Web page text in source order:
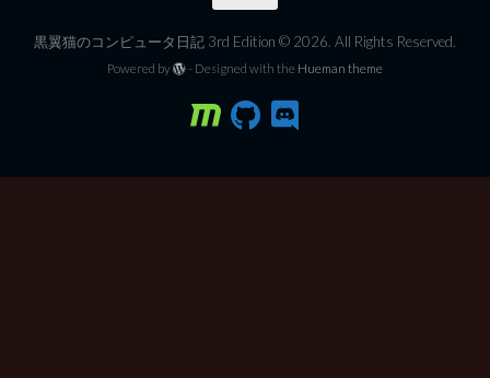
黒翼猫のコンピュータ日記 3rd Edition © 2026. All Rights Reserved.
Powered by - Designed with the Hueman theme